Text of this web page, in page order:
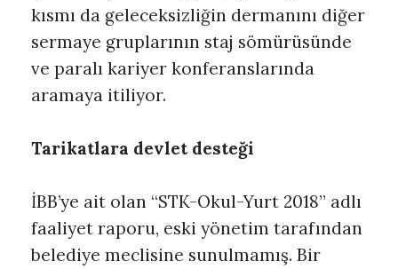
kısmı da geleceksizliğin dermanını diğer
sermaye gruplarının staj sömürüsünde
ve paralı kariyer konferanslarında
aramaya itiliyor.
Tarikatlara devlet desteği
İBB’ye ait olan “STK-Okul-Yurt 2018” adlı
faaliyet raporu, eski yönetim tarafından
belediye meclisine sunulmamış. Bir